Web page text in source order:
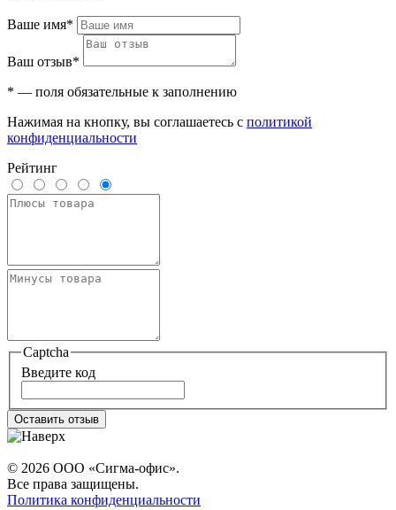
Ваше имя*
Ваш отзыв*
* — поля обязательные к заполнению
Нажимая на кнопку, вы соглашаетесь с политикой
конфиденциальности
Рейтинг
Captcha
Введите код
Оставить отзыв
© 2026 ООО «Сигма-офис».
Все права защищены.
Политика конфиденциальности